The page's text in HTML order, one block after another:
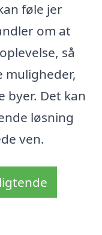
føle jer
om at
så
muligheder,
byer. Det kan
løsning
ven.